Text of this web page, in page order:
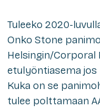
Tuleeko 2020-
Onko Stone
Helsingin/Corporal
etulyöntiasema jos
Kuka on se
tulee polttamaan